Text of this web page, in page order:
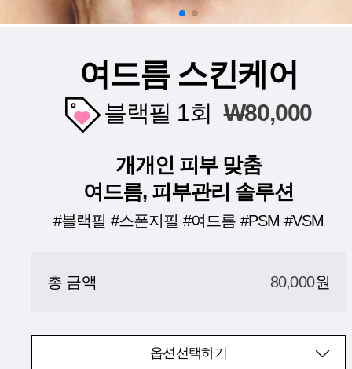
여드름 스킨케어
블랙필 1회 W80,000
개개인 피부 맞춤
여드름, 피부관리 솔루션
#블랙필 #스폰지필 #여드름 #PSM #VSM
총 금액 80,000원
옵션선택하기